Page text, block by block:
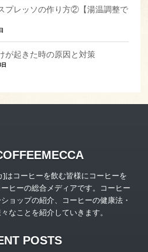
プレッソの作り方②【湯温調整で
が起きた時の原因と対策
はコーヒーを飲む皆様にコーヒーを
ヒーの総合メディアです。コーヒー
ョップの紹介、コーヒーの健康法・
なことを紹介していきます。
POSTS